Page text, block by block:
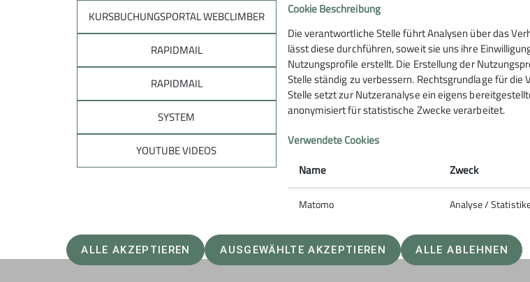
Sektion Unterstütze uns
Spenden
Sponsoring
KURSBUCHUNGSPORTAL WEBCLIMBER
RAPIDMAIL
RAPIDMAIL
SYSTEM
YOUTUBE VIDEOS
Cookie Beschreibung
Die verantwortliche Stelle führt Analysen über das
lässt diese durchführen, soweit sie uns ihre
Nutzungsprofile erstellt. Die Erstellung der
Stelle ständig zu verbessern. Rechtsgrundlage für die
Stelle setzt zur Nutzeranalyse ein eigens
anonymisiert für statistische Zwecke verarbeitet.
Verwendete Cookies
Name
Zweck
Matomo Analyse /
ALLE AKZEPTIEREN AUSGEWÄHLTE AKZEPTIEREN ALLE ABLEHNEN